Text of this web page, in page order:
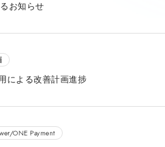
お知らせ
による改善計画進捗
ONE Payment